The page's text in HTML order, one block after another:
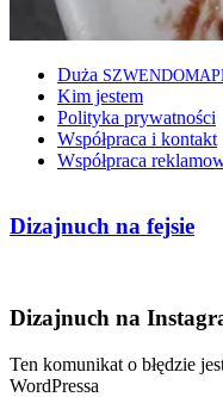
Duża
Kim jestem
Polityka prywatności
Współpraca i kontakt
Współpraca
Dizajnuch na fejsie
Dizajnuch na
Ten komunikat o błędzie
WordPressa